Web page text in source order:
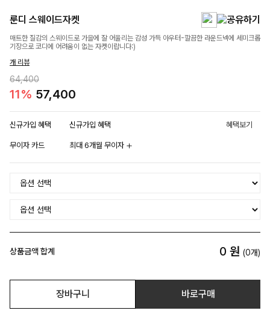
룬디 스웨이드자켓
매트한 질감의 스웨이드로 가을에 잘 어울리는 감성 가득 아우터-깔끔한 라운드넥에 세미크롭
기장으로 코디에 어려움이 없는 자켓이랍니다:)
개 리뷰
64,400
11% 57,400
신규가입 혜택 신규가입 혜택 혜택보기
무이자 카드 최대 6개월 무이자
상품금액 합계 0 원 (0개)
장바구니 바로구매